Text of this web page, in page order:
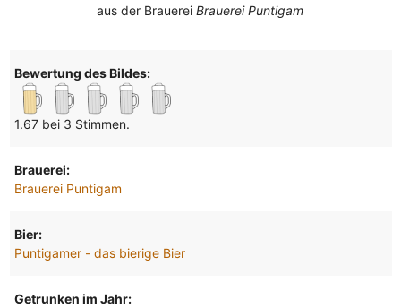
aus der BrauereiBrauerei Puntigam
Bewertung des Bildes:
1.67 bei 3 Stimmen.
Brauerei:
Brauerei Puntigam
Bier:
Puntigamer - das bierige Bier
Getrunken im Jahr: